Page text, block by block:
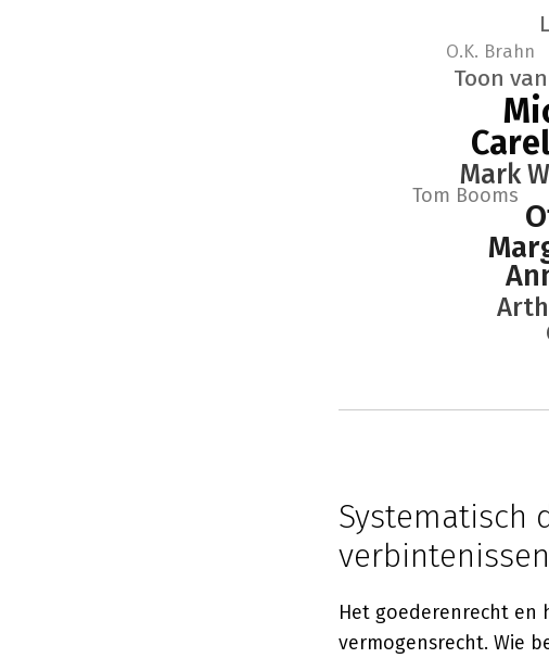
Mark
Toon
Tom Booms
O.K. Brahn
Systematisch
Het goederenrecht en
vermogensrecht. Wie